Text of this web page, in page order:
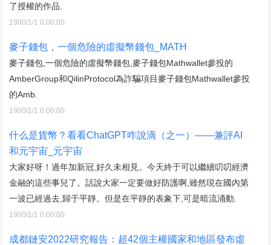
了授權的作品.
1900/1/1 0:00:00
麥子錢包，一個危險的虛擬幣錢包_MATH
麥子錢包,一個危險的虛擬幣錢包,麥子錢包Mathwallet參投的
AmberGroup和QilinProtocol為詐騙項目麥子錢包Mathwallet參投
的Amb.
1900/1/1 0:00:00
什么是貨幣？看看ChatGPT咋說滴（之一）——兼評AI
和元宇宙_元宇宙
大家好呀！過年加新冠,好久未相見。今天終于可以繼續叨叨經濟
金融的這些事兒了。話說大家一定要做好防護啊,雖然現在國內第
一波已經過去,歸于平靜。但是在平靜的表象下,可是暗流涌動.
1900/1/1 0:00:00
成都鏈安2022研究報告：超42個主權國家和地區發布虛